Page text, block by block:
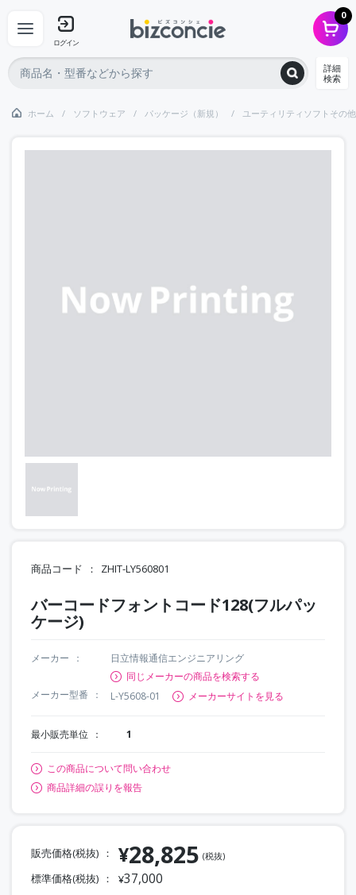
ログイン
0
詳細
検索
ホーム ソフトウェア パッケージ（新規） ユーティリティソフトその他
商品コード ZHIT-LY560801
バーコードフォントコード128(フルパッ
ケージ)
メーカー
日立情報通信エンジニアリング
同じメーカーの商品を検索する
メーカー型番
L-Y5608-01 メーカーサイトを見る
最小販売単位 1
この商品について問い合わせ
商品詳細の誤りを報告
販売価格(税抜) ¥28,825 (税抜)
標準価格(税抜) ¥37,000